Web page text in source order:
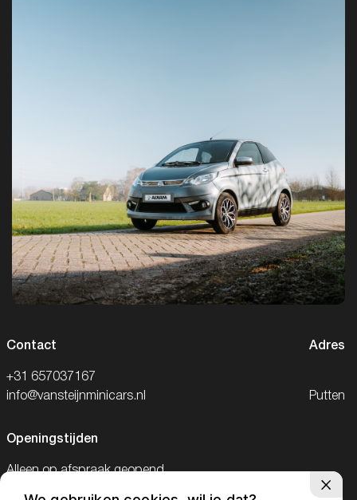
Contact
+31 657037167
info@vansteijnminicars.nl
Adres
Putten
Openingstijden
Alleen op afspraak geopend.